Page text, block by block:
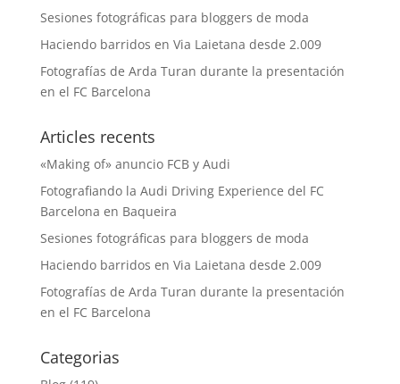
Sesiones fotográficas para bloggers de moda
Haciendo barridos en Via Laietana desde 2.009
Fotografías de Arda Turan durante la presentación
en el FC Barcelona
Articles recents
«Making of» anuncio FCB y Audi
Fotografiando la Audi Driving Experience del FC
Barcelona en Baqueira
Sesiones fotográficas para bloggers de moda
Haciendo barridos en Via Laietana desde 2.009
Fotografías de Arda Turan durante la presentación
en el FC Barcelona
Categorias